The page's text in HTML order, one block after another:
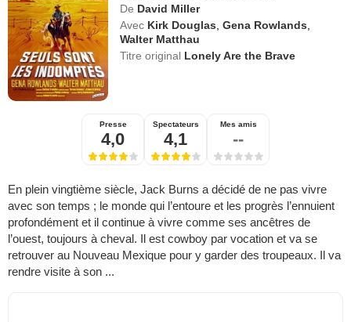
De David Miller
Avec Kirk Douglas,Gena Rowlands,
Walter Matthau
Titre original Lonely Are the Brave
Presse
4,0
Spectateurs
4,1
Mes amis
--
En plein vingtième siècle, Jack Burns a décidé de ne pas vivre
avec son temps ; le monde qui l’entoure et les progrès l’ennuient
profondément et il continue à vivre comme ses ancêtres de
l’ouest, toujours à cheval. Il est cowboy par vocation et va se
retrouver au Nouveau Mexique pour y garder des troupeaux. Il va
rendre visite à son ...